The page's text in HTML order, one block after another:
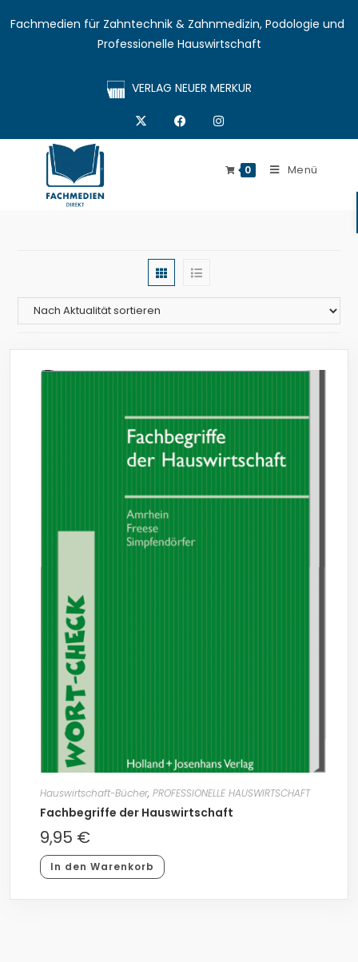
Fachmedien für Zahntechnik & Zahnmedizin, Podologie und
Professionelle Hauswirtschaft
VERLAG NEUER MERKUR
0 Menü
Hauswirtschaft-Bücher, PROFESSIONELLE HAUSWIRTSCHAFT
Fachbegriffe der Hauswirtschaft
9,95 €
In den Warenkorb